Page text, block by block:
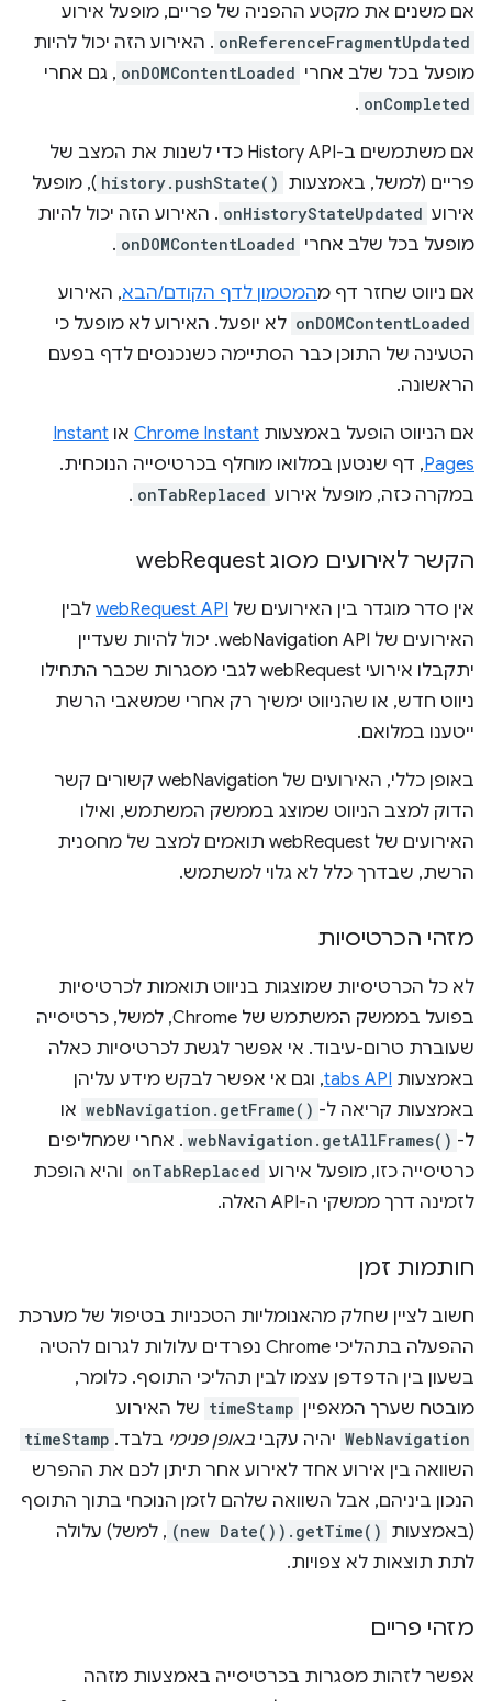
אם משנים את מקטע ההפניה של פריים, מופעל אירוע
onReferenceFragmentUpdated . האירוע הזה יכול להיות
מופעל בכל שלב אחרי onDOMContentLoaded , גם אחרי
onCompleted
.
אם משתמשים ב-History API כדי לשנות את המצב של
פריים (למשל, באמצעות history.pushState() ), מופעל
אירוע onHistoryStateUpdated . האירוע הזה יכול להיות
מופעל בכל שלב אחרי onDOMContentLoaded
.
אם ניווט שחזר דף מהמטמון לדף הקודם/הבא, האירוע
onDOMContentLoaded לא יופעל. האירוע לא מופעל כי
הטעינה של התוכן כבר הסתיימה כשנכנסים לדף בפעם
הראשונה.
אם הניווט הופעל באמצעות Chrome Instant או Instant
Pages, דף שנטען במלואו מוחלף בכרטיסייה הנוכחית.
במקרה כזה, מופעל אירוע onTabReplaced
.
הקשר לאירועים מסוג web Request
אין סדר מוגדר בין האירועים של webRequest API לבין
האירועים של webNavigation API. יכול להיות שעדיין
יתקבלו אירועי webRequest לגבי מסגרות שכבר התחילו
ניווט חדש, או שהניווט ימשיך רק אחרי שמשאבי הרשת
ייטענו במלואם.
באופן כללי, האירועים של webNavigation קשורים קשר
הדוק למצב הניווט שמוצג בממשק המשתמש, ואילו
האירועים של webRequest תואמים למצב של מחסנית
הרשת, שבדרך כלל לא גלוי למשתמש.
מזהי הכרטיסיות
לא כל הכרטיסיות שמוצגות בניווט תואמות לכרטיסיות
בפועל בממשק המשתמש של Chrome, למשל, כרטיסייה
שעוברת טרום-עיבוד. אי אפשר לגשת לכרטיסיות כאלה
באמצעות tabs API, וגם אי אפשר לבקש מידע עליהן
באמצעות קריאה ל- webNavigation.getFrame() או
ל- webNavigation.getAllFrames() . אחרי שמחליפים
כרטיסייה כזו, מופעל אירוע onTabReplaced והיא הופכת
לזמינה דרך ממשקי ה-API האלה.
חותמות זמן
חשוב לציין שחלק מהאנומליות הטכניות בטיפול של מערכת
ההפעלה בתהליכי Chrome נפרדים עלולות לגרום להטיה
בשעון בין הדפדפן עצמו לבין תהליכי התוסף. כלומר,
מובטח שערך המאפיין timeStamp של האירוע
WebNavigation יהיה עקבי באופן פנימי בלבד. timeStamp
השוואה בין אירוע אחד לאירוע אחר תיתן לכם את ההפרש
הנכון ביניהם, אבל השוואה שלהם לזמן הנוכחי בתוך התוסף
(באמצעות (new Date()).getTime() , למשל) עלולה
לתת תוצאות לא צפויות.
מזהי פריים
אפשר לזהות מסגרות בכרטיסייה באמצעות מזהה